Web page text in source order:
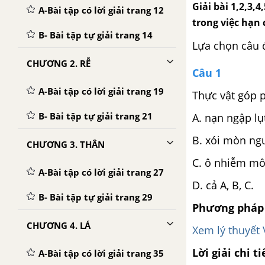
A-Bài tập có lời giải trang 12
B- Bài tập tự giải trang 14
CHƯƠNG 2. RỄ
A-Bài tập có lời giải trang 19
B- Bài tập tự giải trang 21
CHƯƠNG 3. THÂN
A-Bài tập có lời giải trang 27
B- Bài tập tự giải trang 29
CHƯƠNG 4. LÁ
A-Bài tập có lời giải trang 35
Giải bài
trong việc hạn
Lựa chọn câu
Câu 1
Thực vật góp
A. nạn ngập
B. xói mòn
C. ô nhiễm
D. cả A, B, C.
Phương
Xem lý thuyết
Lời giải chi